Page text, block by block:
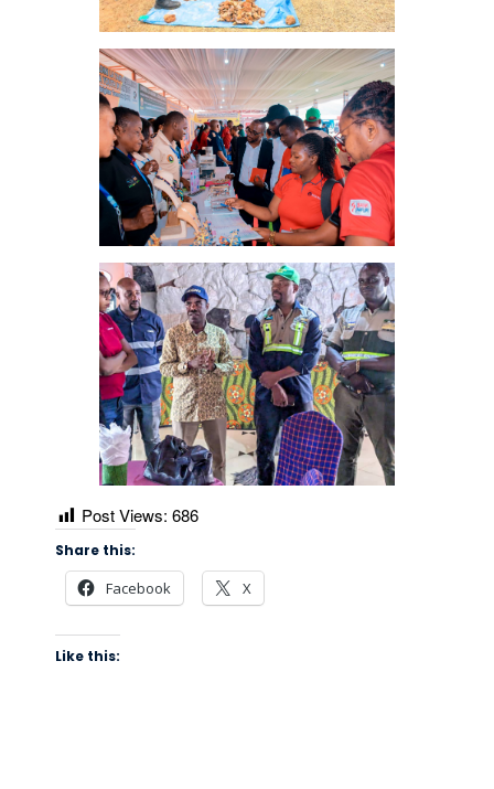
Post Views: 686
Share this:
Facebook X
Like this: